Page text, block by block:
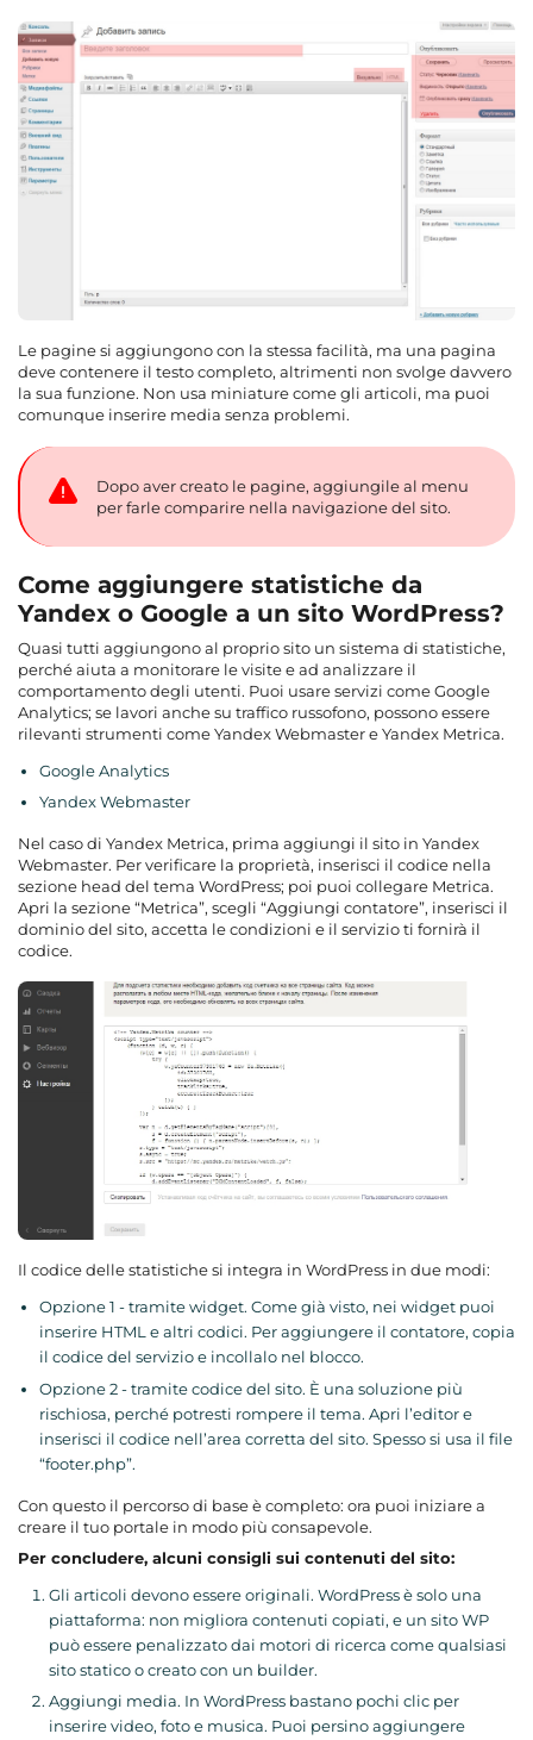
Le pagine si aggiungono con la stessa facilità, ma una pagina
deve contenere il testo completo, altrimenti non svolge davvero
la sua funzione. Non usa miniature come gli articoli, ma puoi
comunque inserire media senza problemi.
Dopo aver creato le pagine, aggiungile al menu
per farle comparire nella navigazione del sito.
Come aggiungere statistiche da
Yandex o Google a un sito WordPress?
Quasi tutti aggiungono al proprio sito un sistema di statistiche,
perché aiuta a monitorare le visite e ad analizzare il
comportamento degli utenti. Puoi usare servizi come Google
Analytics; se lavori anche su traffico russofono, possono essere
rilevanti strumenti come Yandex Webmaster e Yandex Metrica.
Google Analytics
Yandex Webmaster
Nel caso di Yandex Metrica, prima aggiungi il sito in Yandex
Webmaster. Per verificare la proprietà, inserisci il codice nella
sezione head del tema WordPress; poi puoi collegare Metrica.
Apri la sezione “Metrica”, scegli “Aggiungi contatore”, inserisci il
dominio del sito, accetta le condizioni e il servizio ti fornirà il
codice.
Il codice delle statistiche si integra in WordPress in due modi:
Opzione 1 - tramite widget. Come già visto, nei widget puoi
inserire HTML e altri codici. Per aggiungere il contatore, copia
il codice del servizio e incollalo nel blocco.
Opzione 2 - tramite codice del sito. È una soluzione più
rischiosa, perché potresti rompere il tema. Apri l’editor e
inserisci il codice nell’area corretta del sito. Spesso si usa il file
“footer.php”.
Con questo il percorso di base è completo: ora puoi iniziare a
creare il tuo portale in modo più consapevole.
Per concludere, alcuni consigli sui contenuti del sito:
Gli articoli devono essere originali. WordPress è solo una
piattaforma: non migliora contenuti copiati, e un sito WP
può essere penalizzato dai motori di ricerca come qualsiasi
sito statico o creato con un builder.
Aggiungi media. In WordPress bastano pochi clic per
inserire video, foto e musica. Puoi persino aggiungere